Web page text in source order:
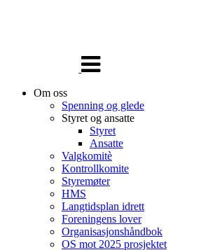
navigasjon
Om oss
Spenning og glede
Styret og ansatte
Styret
Ansatte
Valgkomitè
Kontrollkomite
Styremøter
HMS
Langtidsplan idrett
Foreningens lover
Organisasjonshåndbok
OS mot 2025 prosjektet